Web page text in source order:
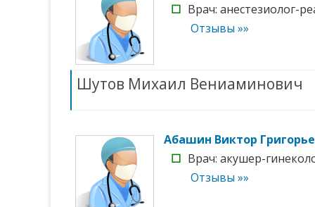
☐ Врач: анестезиолог-
Отзывы »»
Шутов Михаил Вениаминович
Абашин Виктор
☐ Врач: акушер-
Отзывы »»